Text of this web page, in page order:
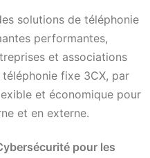
solutions de téléphonie
performantes,
et associations
fixe 3CX, par
et économique pour
et en externe.
pour les